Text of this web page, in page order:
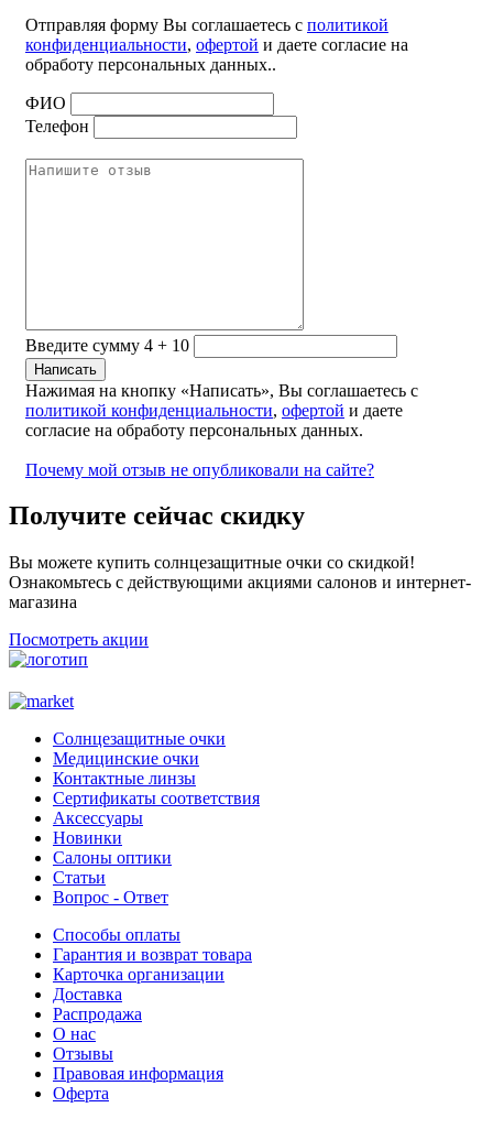
Отправляя форму Вы соглашаетесь с политикой
конфиденциальности, офертой и даете согласие на
обработу персональных данных..
ФИО
Телефон
Введите сумму 4 + 10
Нажимая на кнопку «Написать», Вы соглашаетесь с
политикой конфиденциальности, офертой и даете
согласие на обработу персональных данных.
Почему мой отзыв не опубликовали на сайте?
Получите сейчас скидку
Вы можете купить солнцезащитные очки со скидкой!
Ознакомьтесь с действующими акциями салонов и интернет-
магазина
Посмотреть акции
Солнцезащитные очки
Медицинские очки
Контактные линзы
Сертификаты соответствия
Аксессуары
Новинки
Салоны оптики
Статьи
Вопрос - Ответ
Способы оплаты
Гарантия и возврат товара
Карточка организации
Доставка
Распродажа
О нас
Отзывы
Правовая информация
Оферта